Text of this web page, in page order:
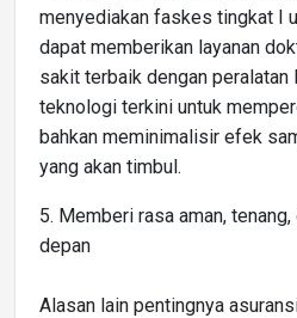
menyediakan faskes tingkat I
dapat memberikan layanan
sakit terbaik dengan peralatan
teknologi terkini untuk
bahkan meminimalisir efek
yang akan timbul.
5. Memberi rasa aman,
depan
Alasan lain pentingnya